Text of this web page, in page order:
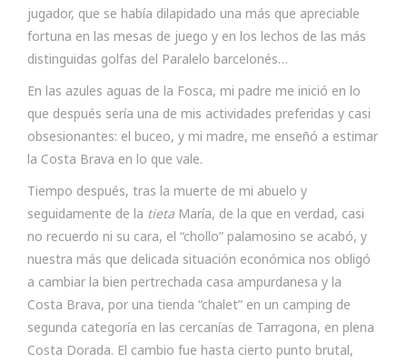
jugador, que se había dilapidado una más que apreciable
fortuna en las mesas de juego y en los lechos de las más
distinguidas golfas del Paralelo barcelonés…
En las azules aguas de la Fosca, mi padre me inició en lo
que después sería una de mis actividades preferidas y casi
obsesionantes: el buceo, y mi madre, me enseñó a estimar
la Costa Brava en lo que vale.
Tiempo después, tras la muerte de mi abuelo y
seguidamente de la tieta María, de la que en verdad, casi
no recuerdo ni su cara, el “chollo” palamosino se acabó, y
nuestra más que delicada situación económica nos obligó
a cambiar la bien pertrechada casa ampurdanesa y la
Costa Brava, por una tienda “chalet” en un camping de
segunda categoría en las cercanías de Tarragona, en plena
Costa Dorada. El cambio fue hasta cierto punto brutal,